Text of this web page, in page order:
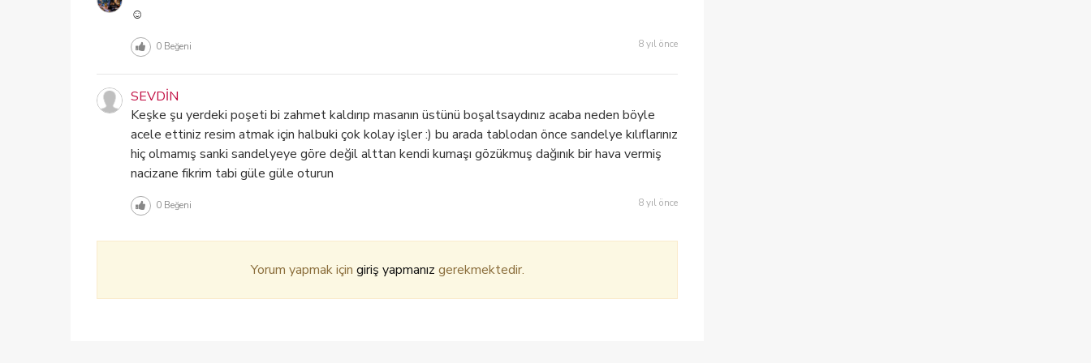
☺️
0Beğeni 8 yıl önce
SEVDİN
Keşke şu yerdeki poşeti bi zahmet kaldırıp masanın üstünü boşaltsaydınız acaba neden böyle
acele ettiniz resim atmak için halbuki çok kolay işler :) bu arada tablodan önce sandelye kılıflarınız
hiç olmamış sanki sandelyeye göre değil alttan kendi kumaşı gözükmuş dağınık bir hava vermiş
nacizane fikrim tabi güle güle oturun
0Beğeni 8 yıl önce
Yorum yapmak için giriş yapmanız gerekmektedir.